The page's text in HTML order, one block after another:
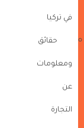
في تركيا
حقائق
ومعلومات
عن
التجارة